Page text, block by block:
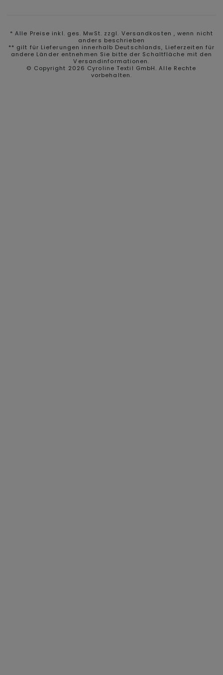
* Alle Preise inkl. ges. MwSt. zzgl. Versandkosten , wenn nicht
anders beschrieben
** gilt für Lieferungen innerhalb Deutschlands, Lieferzeiten für
andere Länder entnehmen Sie bitte der Schaltfläche mit den
Versandinformationen.
© Copyright 2026 Cyroline Textil GmbH. Alle Rechte
vorbehalten.